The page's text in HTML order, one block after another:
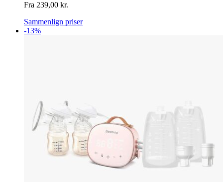
Fra 239,00 kr.
Sammenlign priser
-13%